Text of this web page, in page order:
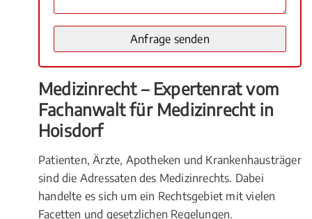
Medizinrecht – Expertenrat vom
Fachanwalt für Medizinrecht in
Hoisdorf
Patienten, Ärzte, Apotheken und Krankenhausträger
sind die Adressaten des Medizinrechts. Dabei
handelte es sich um ein Rechtsgebiet mit vielen
Facetten und gesetzlichen Regelungen.